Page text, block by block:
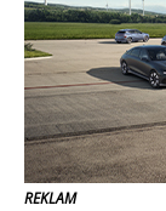
REKLAM